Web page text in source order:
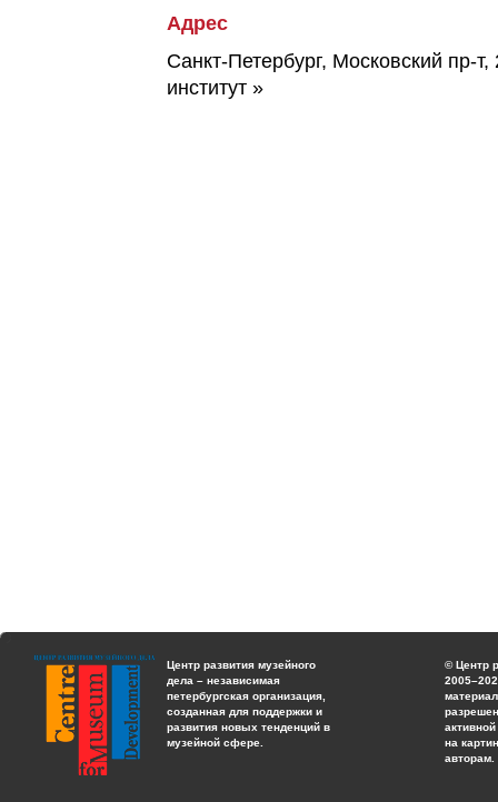
Адрес
Санкт-Петербург, Московский пр-
институт »
Центр развития музейного
дела – независимая
петербургская организация,
созданная для поддержки и
развития новых тенденций в
музейной сфере.
© Центр
на
авторам.